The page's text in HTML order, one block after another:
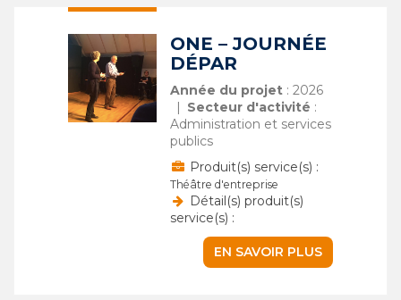
ONE – JOURNÉE
DÉPAR
Année du projet: 2026
Secteur d'activité :
Administration et services
publics
Produit(s) service(s) :
Théâtre d'entreprise
Détail(s) produit(s)
service(s) :
EN SAVOIR PLUS